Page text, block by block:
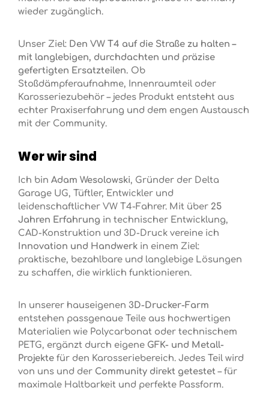
wieder zugänglich.
Unser Ziel: Den VW T4 auf die Straße zu halten –
mit langlebigen, durchdachten und präzise
gefertigten Ersatzteilen. Ob
Stoßdämpferaufnahme, Innenraumteil oder
Karosseriezubehör – jedes Produkt entsteht aus
echter Praxiserfahrung und dem engen Austausch
mit der Community.
Wer wir sind
Ich bin Adam Wesolowski, Gründer der Delta
Garage UG, Tüftler, Entwickler und
leidenschaftlicher VW T4-Fahrer. Mit über 25
Jahren Erfahrung in technischer Entwicklung,
CAD-Konstruktion und 3D-Druck vereine ich
Innovation und Handwerk in einem Ziel:
praktische, bezahlbare und langlebige Lösungen
zu schaffen, die wirklich funktionieren.
In unserer hauseigenen 3D-Drucker-Farm
entstehen passgenaue Teile aus hochwertigen
Materialien wie Polycarbonat oder technischem
PETG, ergänzt durch eigene GFK- und Metall-
Projekte für den Karosseriebereich. Jedes Teil wird
von uns und der Community direkt getestet – für
maximale Haltbarkeit und perfekte Passform.